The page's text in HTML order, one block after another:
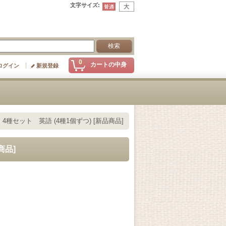
文字サイズ:
0 カートの中身
グイン 新規登録
種セット 英語 (4種1個ずつ) [新品商品]
品]